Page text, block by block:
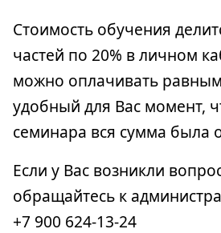
Стоимость обучения
частей по 20% в личном
можно оплачивать
удобный для Вас момент,
семинара вся сумма была
Если у Вас возникли
обращайтесь к
+7 900 624-13-24